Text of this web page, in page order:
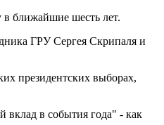
в ближайшие шесть лет.
ГРУ Сергея Скрипаля и
президентских выборах,
вклад в события года" - как